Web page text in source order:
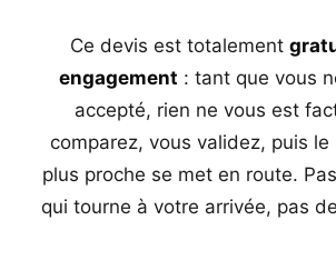
Ce devis est totalement
engagement : tant que vous
accepté, rien ne vous est
comparez, vous validez, puis
plus proche se met en route.
qui tourne à votre arrivée, pas